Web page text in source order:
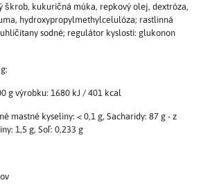
škrob, kukuričná múka, repkový olej, dextróza,
hydroxypropylmethylcelulóza; rastlinná
sodné; regulátor kyslosti: glukonon
g výrobku: 1680 kJ / 401 kcal
mastné kyseliny: < 0,1 g, Sacharidy: 87 g - z
1,5 g, Soľ: 0,233 g